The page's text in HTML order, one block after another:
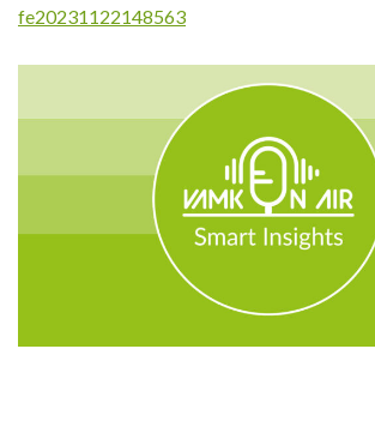
fe20231122148563